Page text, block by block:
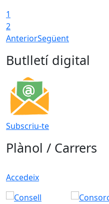
1
2
AnteriorSegüent
Butlletí digital
Subscriu-te
Plànol / Carrers
Accedeix